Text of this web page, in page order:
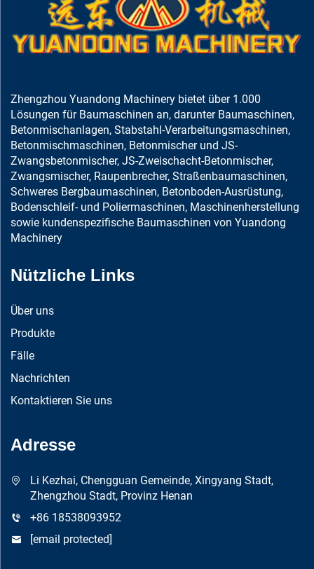
Zhengzhou Yuandong Machinery bietet über 1.000
Lösungen für Baumaschinen an, darunter Baumaschinen,
Betonmischanlagen, Stabstahl-Verarbeitungsmaschinen,
Betonmischmaschinen, Betonmischer und JS-
Zwangsbetonmischer, JS-Zweischacht-Betonmischer,
Zwangsmischer, Raupenbrecher, Straßenbaumaschinen,
Schweres Bergbaumaschinen, Betonboden-Ausrüstung,
Bodenschleif- und Poliermaschinen, Maschinenherstellung
sowie kundenspezifische Baumaschinen von Yuandong
Machinery
Nützliche Links
Über uns
Produkte
Fälle
Nachrichten
Kontaktieren Sie uns
Adresse
Li Kezhai, Chengguan Gemeinde, Xingyang Stadt,
Zhengzhou Stadt, Provinz Henan
+86 18538093952
[email protected]